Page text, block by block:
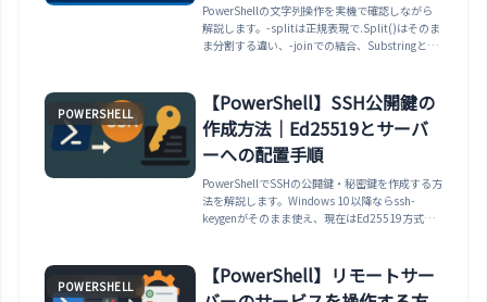
PowerShellの文字列操作を実機で確認しながら
解説します。-splitは正規表現で.Split()はそのま
ま分割する違い、-joinでの結合、Substringと範
での書式（N0・D3・パーセント・通貨・日
付）、PadLeftまで整理します。
POWERSHELL
【PowerShell】SSH公開鍵の
作成方法｜Ed25519とサーバ
ーへの配置手順
PowerShellでSSHの公開鍵・秘密鍵を作成する方
法を解説します。Windows 10以降ならssh-
keygenがそのまま使え、現在はEd25519方式が
法、パーミッション設定や接続確認までまとめま
す。
POWERSHELL
【PowerShell】リモートサー